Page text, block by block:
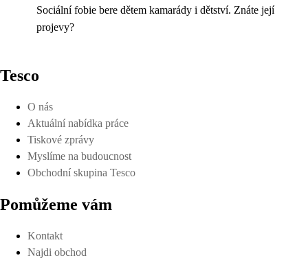
Sociální fobie bere dětem kamarády i dětství. Znáte její
projevy?
Tesco
O nás
Aktuální nabídka práce
Tiskové zprávy
Myslíme na budoucnost
Obchodní skupina Tesco
Pomůžeme vám
Kontakt
Najdi obchod